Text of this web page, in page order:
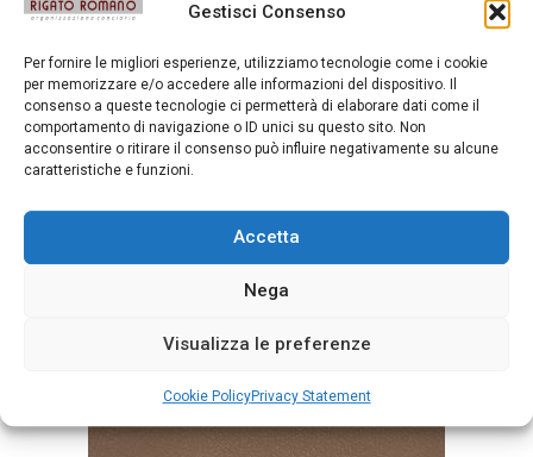
Gestisci Consenso
Per fornire le migliori esperienze, utilizziamo tecnologie come i cookie
per memorizzare e/o accedere alle informazioni del dispositivo. Il
consenso a queste tecnologie ci permetterà di elaborare dati come il
comportamento di navigazione o ID unici su questo sito. Non
acconsentire o ritirare il consenso può influire negativamente su alcune
caratteristiche e funzioni.
Accetta
Nega
Visualizza le preferenze
Cookie PolicyPrivacy Statement
Messico Tan